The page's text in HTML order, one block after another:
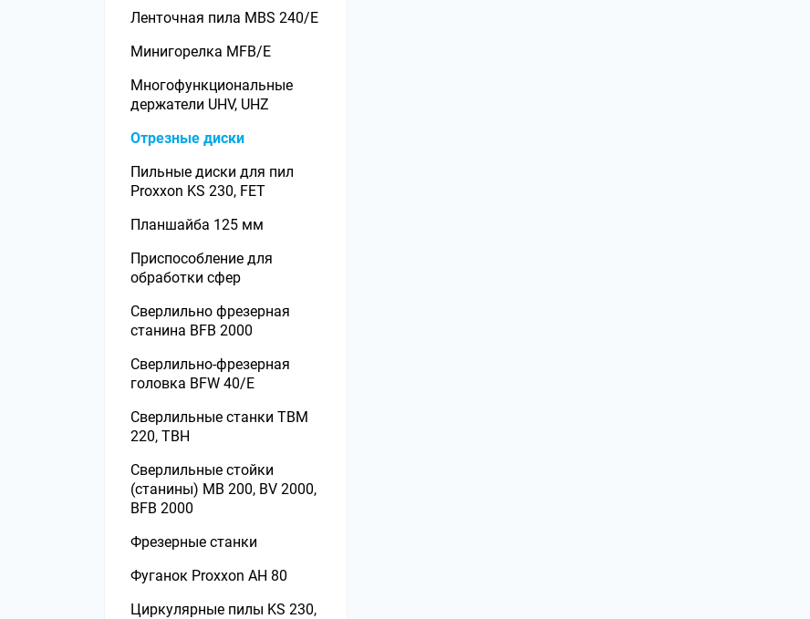
Лобзиковые станки
Мерительный инструмент
Ножи к строгальным и
рейсмусовым станкам
Оснастка к токарным
Оснастка к шлифовальным
Пылесосы для сбора стружки
Сверлильные станки
Строгальные станки
Струбцины и зажимы
Токарные патроны
Токарные станки по дереву
Ленточная пила MBS 240/E
Минигорелка MFB/E
Многофункциональные
держатели UHV, UHZ
Отрезные диски
Пильные диски для пил
Proxxon KS 230, FET
Планшайба 125 мм
Приспособление для
обработки сфер
Сверлильно фрезерная
станина ВFB 2000
Сверлильно-фрезерная
головка BFW 40/E
Сверлильные станки TBM
220, TBH
Сверлильные стойки
(станины) MB 200, BV 2000,
ВFB 2000
Фрезерные станки
Фуганок Proxxon AH 80
Циркулярные пилы KS 230,